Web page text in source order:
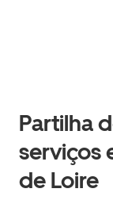
Partilha
serviços
de Loire